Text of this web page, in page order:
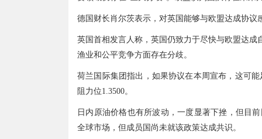
德国财长肖尔茨表示，对英国能够与欧盟达成协
英国首相发言人称，英国仍致力于尽快与欧盟达
渔业和公平竞争方面存在分歧。
荷兰国际集团指出，如果协议在本周宣布，这可
阻力位1.3500。
日内原油价格也有所波动，一度显著下挫，但目
全球市场，但成员国尚未就该政策达成共识。